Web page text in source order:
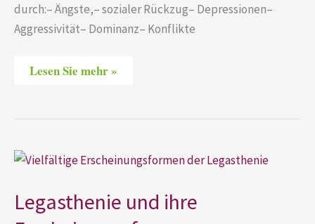
durch:– Ängste,– sozialer Rückzug– Depressionen–
Aggressivität– Dominanz– Konflikte
Lesen Sie mehr »
Legasthenie und ihre
Legasthenie
und
Erscheinungsformen